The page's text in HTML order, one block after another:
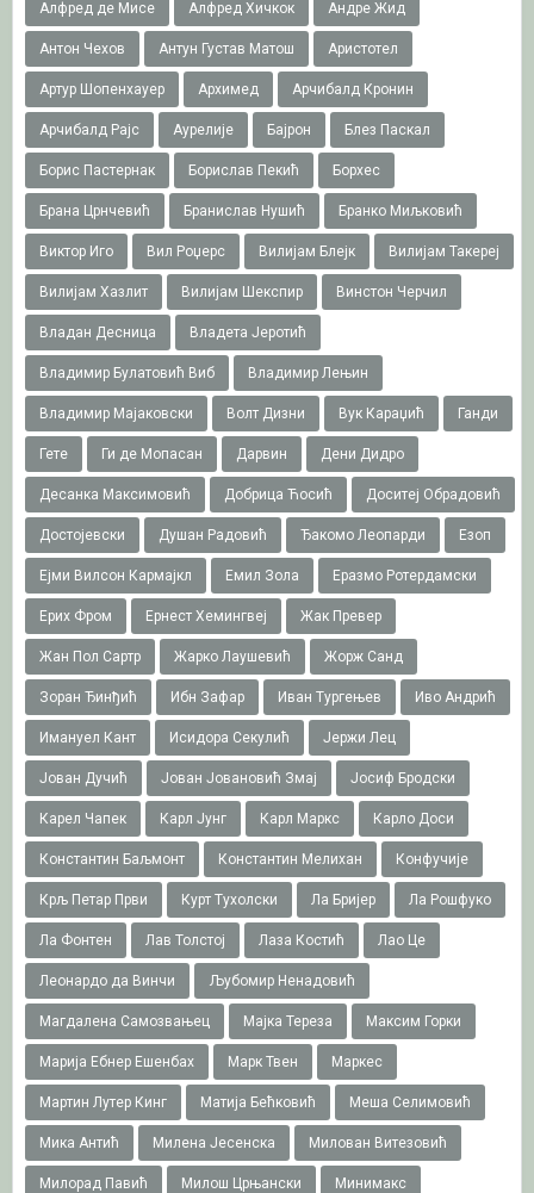
Алфред де Мисе Алфред Хичкок Андре Жид
Антон Чехов Антун Густав Матош Аристотел
Артур Шопенхауер Архимед Арчибалд Кронин
Арчибалд Рајс Аурелије Бајрон Блез Паскал
Борис Пастернак Борислав Пекић Борхес
Брана Црнчевић Бранислав Нушић Бранко Миљковић
Виктор Иго Вил Роџерс Вилијам Блејк Вилијам Такереj
Вилијам Хазлит Вилијам Шекспир Винстон Черчил
Владан Десница Владета Јеротић
Владимир Булатовић Виб Владимир Лењин
Владимир Мајаковски Волт Дизни Вук Караџић Ганди
Гете Ги де Мопасан Дарвин Дени Дидро
Десанка Максимовић Добрица Ћосић Доситеј Обрадовић
Достојевски Душан Радовић Ђакомо Леопарди Езоп
Ејми Вилсон Кармајкл Емил Зола Еразмо Ротердамски
Ерих Фром Ернест Хемингвеј Жак Превер
Жан Пол Сартр Жарко Лаушевић Жорж Санд
Зоран Ђинђић Ибн Зафар Иван Тургењев Иво Андрић
Имануел Кант Исидора Секулић Јержи Лец
Јован Дучић Јован Јовановић Змај Јосиф Бродски
Карел Чапек Карл Јунг Карл Маркс Карло Доси
Константин Баљмонт Константин Мелихан Конфучије
Крљ Петар Први Курт Тухолски Ла Бријер Ла Рошфуко
Ла Фонтен Лав Толстој Лаза Костић Лао Це
Леонардо да Винчи Љубомир Ненадовић
Магдалена Самозвањец Мајка Тереза Максим Горки
Марија Ебнер Ешенбах Марк Твен Маркес
Мартин Лутер Кинг Матија Бећковић Меша Селимовић
Мика Антић Милена Јесенска Милован Витезовић
Милорад Павић Милош Црњански Минимакс